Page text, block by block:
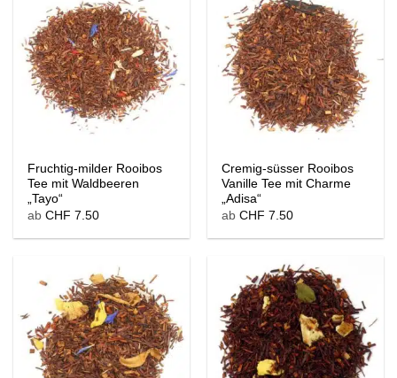
Fruchtig-milder Rooibos
Tee mit Waldbeeren
„Tayo“
abCHF 7.50
Cremig-süsser Rooibos
Vanille Tee mit Charme
„Adisa“
abCHF 7.50